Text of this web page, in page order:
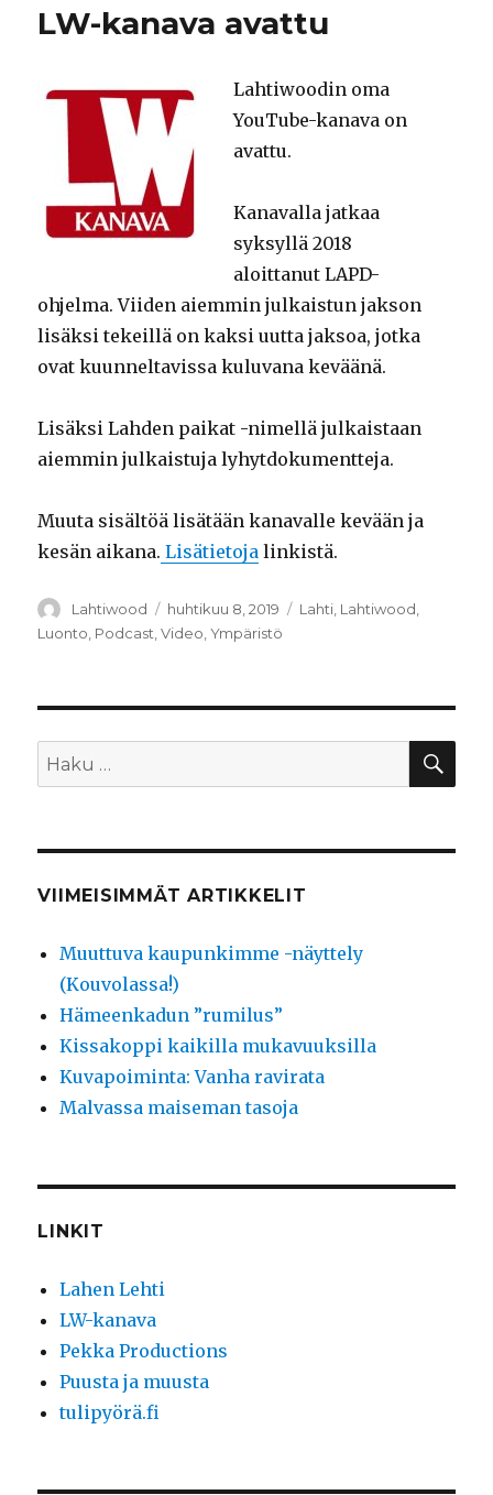
LW-kanava avattu
Lahtiwoodin oma
YouTube-kanava on
avattu.
Kanavalla jatkaa
syksyllä 2018
aloittanut LAPD-
ohjelma. Viiden aiemmin julkaistun jakson
lisäksi tekeillä on kaksi uutta jaksoa, jotka
ovat kuunneltavissa kuluvana keväänä.
Lisäksi Lahden paikat -nimellä julkaistaan
aiemmin julkaistuja lyhytdokumentteja.
Muuta sisältöä lisätään kanavalle kevään ja
kesän aikana. Lisätietoja linkistä.
Kirjoittaja
Lahtiwood Julkaistu
huhtikuu 8, 2019 Kategoriat
Lahti Lahtiwood
Luonto Podcast ,Video ,Ympäristö
Etsi:
VIIMEISIMMÄT ARTIKKELIT
Muuttuva kaupunkimme -näyttely
(Kouvolassa!)
Hämeenkadun ”rumilus”
Kissakoppi kaikilla mukavuuksilla
Kuvapoiminta: Vanha ravirata
Malvassa maiseman tasoja
LINKIT
Lahen Lehti
LW-kanava
Pekka Productions
Puusta ja muusta
tulipyörä.fi